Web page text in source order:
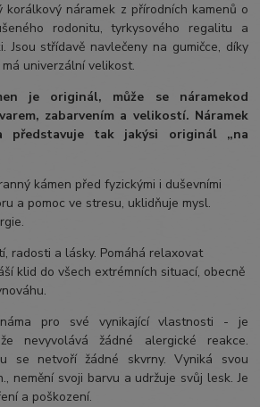
korálkový náramek z přírodních kamenů o
rodonitu, tyrkysového regalitu a
Jsou střídavě navlečeny na gumičce, díky
univerzální velikost.
je originál, může se náramekod
zabarvením a velikostí. Náramek
představuje tak jakýsi originál „na
kámen před fyzickými i duševními
a pomoc ve stresu, uklidňuje mysl.
radosti a lásky. Pomáhá relaxovat
klid do všech extrémních situací, obecně
pro své vynikající vlastnosti - je
nevyvolává žádné alergické reakce.
se netvoří žádné skvrny. Vyniká svou
nemění svoji barvu a udržuje svůj lesk. Je
a poškození.